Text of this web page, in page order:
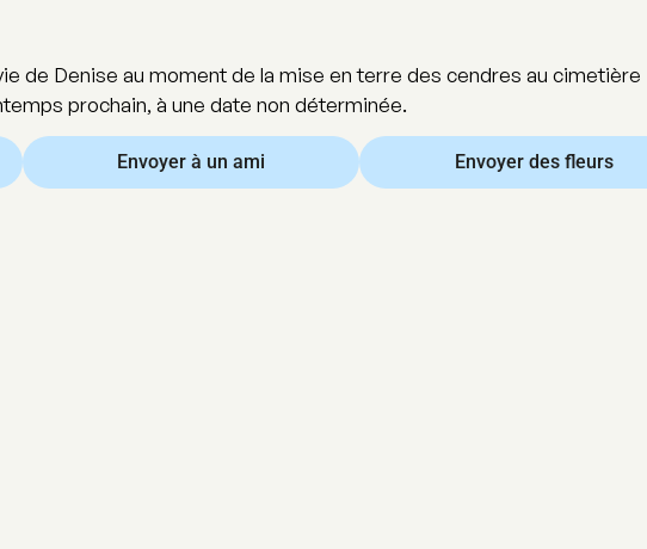
de Denise au moment de la mise en terre des cendres au cimetière
prochain, à une date non déterminée.
Envoyer à un ami Envoyer des fleurs